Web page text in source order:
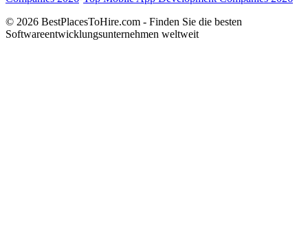
© 2026 BestPlacesToHire.com - Finden Sie die besten
Softwareentwicklungsunternehmen weltweit